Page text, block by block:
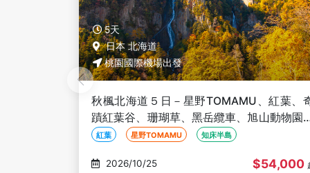
5天
日本 北海道
桃園國際機場出發
秋楓北海道５日－星野TOMAMU、紅葉、
蹟紅葉谷、珊瑚草、黑岳纜車、旭山動物園
知床遊覽船、海鮮螃蟹和牛吃到飽
紅葉 星野TOMAMU 知床半島
2026/10/26 $54,000